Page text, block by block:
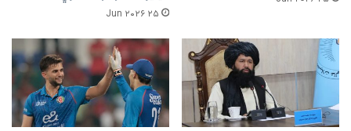
۲۵ Jun ۲۰۲۶